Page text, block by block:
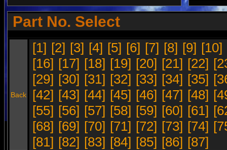
Part No. Select
Back
[1] [2] [3] [4] [5] [6] [7] [8] [9] [10]
[16] [17] [18] [19] [20] [21] [22]
[29] [30] [31] [32] [33] [34] [35]
[42] [43] [44] [45] [46] [47] [48]
[55] [56] [57] [58] [59] [60] [61]
[68] [69] [70] [71] [72] [73] [74]
[81] [82] [83] [84] [85] [86] [87]